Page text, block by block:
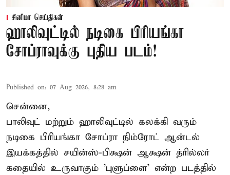
சினிமா செய்திகள்
ஹாலிவுட்டில் நடிகை பிரியங்கா
சோப்ராவுக்கு புதிய படம்!
Published on: 07 Aug 2026, 8:28 am
சென்னை,
பாலிவுட் மற்றும் ஹாலிவுட்டில் கலக்கி வரும்
நடிகை பிரியங்கா சோப்ரா நிம்ரோட் ஆன்டல்
இயக்கத்தில் சயின்ஸ்-பிக்ஷன் ஆக்ஷன் த்ரில்லர்
கதையில் உருவாகும் 'புளுப்ளை' என்ற படத்தில்